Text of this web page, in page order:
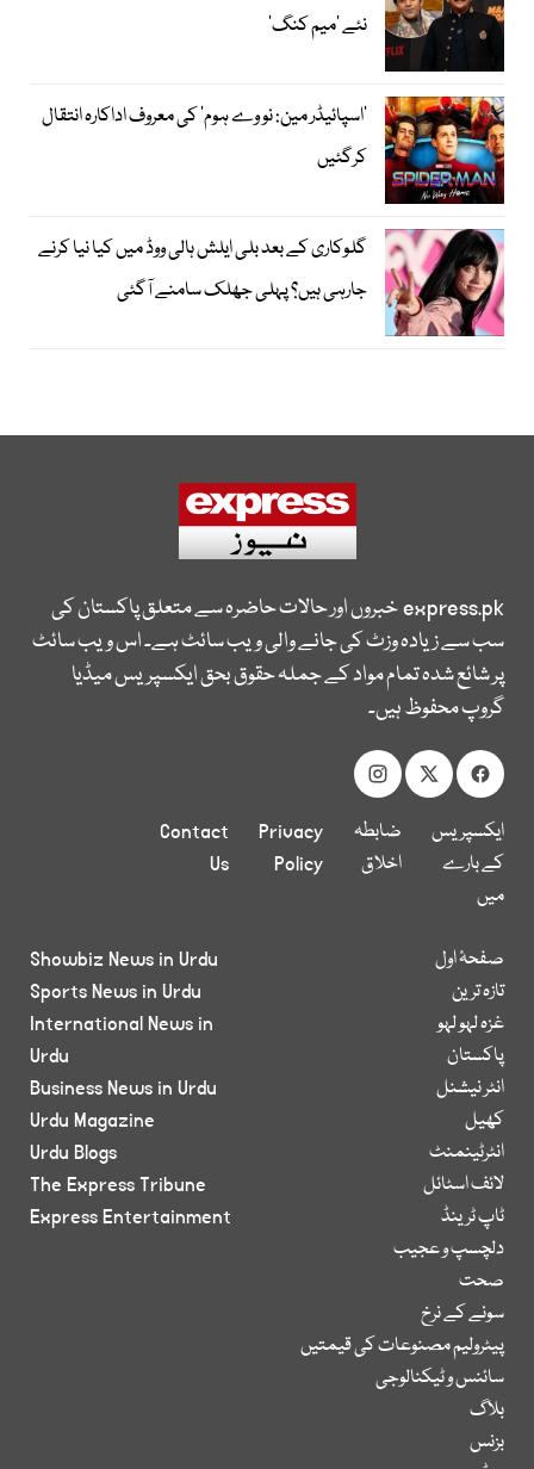
نئے ’میم کنگ‘
’اسپائیڈر مین: نو وے ہوم‘ کی معروف اداکارہ انتقال
کرگئیں
گلوکاری کے بعد بلی ایلش ہالی ووڈ میں کیا نیا کرنے
جارہی ہیں؟ پہلی جھلک سامنے آگئی
express.pkخبروں اور حالات حاضرہ سے متعلق پاکستان کی
سب سے زیادہ وزٹ کی جانے والی ویب سائٹ ہے۔ اس ویب سائٹ
پر شائع شدہ تمام مواد کے جملہ حقوق بحق ایکسپریس میڈیا
گروپ محفوظ ہیں۔
ایکسپریس
کے بارے
میں
ضابطہ
اخلاق
Privacy
Policy
Contact
Us
صفحۂ اول
تازہ ترین
غزہ لہو لہو
پاکستان
انٹر نیشنل
کھیل
انٹرٹینمنٹ
لائف اسٹائل
ٹاپ ٹرینڈ
دلچسپ و عجیب
صحت
سونے کے نرخ
پیٹرولیم مصنوعات کی قیمتیں
سائنس و ٹیکنالوجی
بلاگ
بزنس
Showbiz News in Urdu
Sports News in Urdu
International News in
Urdu
Business News in Urdu
Urdu Magazine
Urdu Blogs
The Express Tribune
Express Entertainment